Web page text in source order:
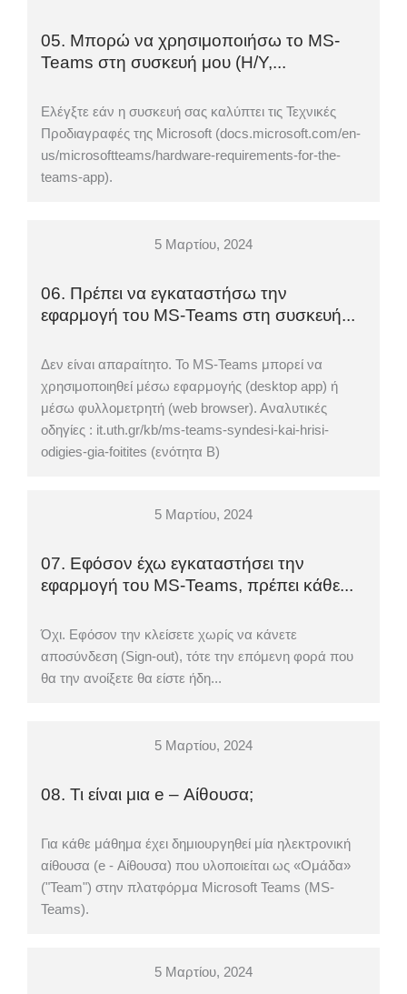
05. Μπορώ να χρησιμοποιήσω το MS-
Teams στη συσκευή μου (Η/Υ,...
Ελέγξτε εάν η συσκευή σας καλύπτει τις Τεχνικές
Προδιαγραφές της Microsoft (docs.microsoft.com/en-
us/microsoftteams/hardware-requirements-for-the-
teams-app).
5 Μαρτίου, 2024
06. Πρέπει να εγκαταστήσω την
εφαρμογή του MS-Teams στη συσκευή...
Δεν είναι απαραίτητο. Το MS-Teams μπορεί να
χρησιμοποιηθεί μέσω εφαρμογής (desktop app) ή
μέσω φυλλομετρητή (web browser). Αναλυτικές
οδηγίες : it.uth.gr/kb/ms-teams-syndesi-kai-hrisi-
odigies-gia-foitites (ενότητα Β)
5 Μαρτίου, 2024
07. Εφόσον έχω εγκαταστήσει την
εφαρμογή του MS-Teams, πρέπει κάθε...
Όχι. Εφόσον την κλείσετε χωρίς να κάνετε
αποσύνδεση (Sign-out), τότε την επόμενη φορά που
θα την ανοίξετε θα είστε ήδη...
5 Μαρτίου, 2024
08. Τι είναι μια e – Αίθουσα;
Για κάθε μάθημα έχει δημιουργηθεί μία ηλεκτρονική
αίθουσα (e - Αίθουσα) που υλοποιείται ως «Ομάδα»
("Team") στην πλατφόρμα Microsoft Teams (MS-
Teams).
5 Μαρτίου, 2024